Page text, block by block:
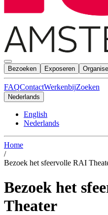
Bezoeken Exposeren
FAQContactWerkenbijZoeken
Nederlands
English
Nederlands
Home
/
Bezoek het sfeervolle RAI
Bezoek het
Theater